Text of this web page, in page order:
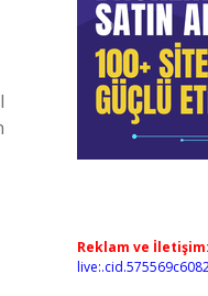
Reklam ve İletişim: